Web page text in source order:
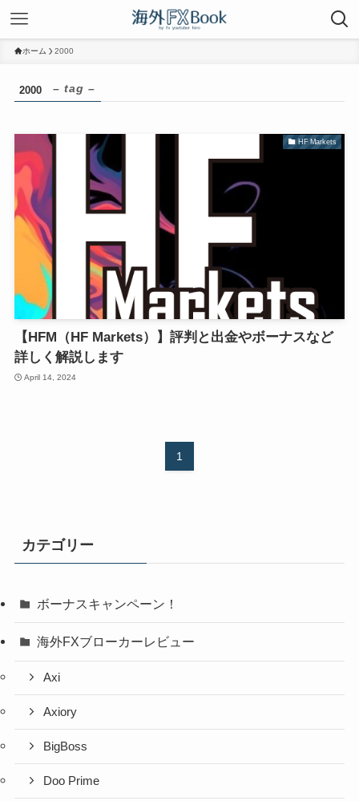
ホーム 2000
2000 – tag –
HF Markets
【HFM（HF Markets）】評判と出金やボーナスなど
詳しく解説します
April 14, 2024
1
カテゴリー
ボーナスキャンペーン！
海外FXブローカーレビュー
Axi
Axiory
BigBoss
Doo Prime